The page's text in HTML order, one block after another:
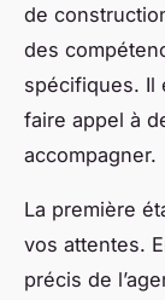
de
des
spécifiques. Il
faire appel à
accompagner.
La première
vos attentes.
précis de